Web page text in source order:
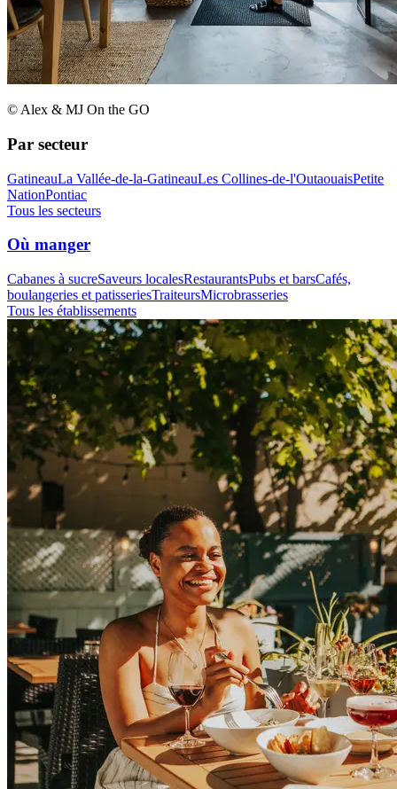
© Alex & MJ On the GO
Par secteur
GatineauLa Vallée-de-la-GatineauLes Collines-de-l'OutaouaisPetite
NationPontiac
Tous les secteurs
Où manger
Cabanes à sucreSaveurs localesRestaurantsPubs et barsCafés,
boulangeries et patisseriesTraiteursMicrobrasseries
Tous les établissements